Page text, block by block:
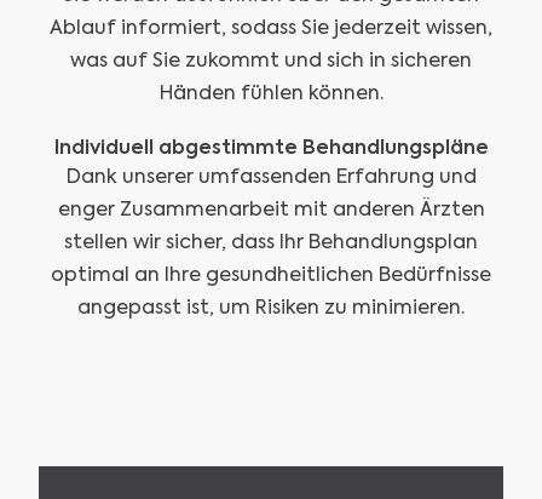
Ablauf informiert, sodass Sie jederzeit wissen,
was auf Sie zukommt und sich in sicheren
Händen fühlen können.
Individuell abgestimmte Behandlungspläne
Dank unserer umfassenden Erfahrung und
enger Zusammenarbeit mit anderen Ärzten
stellen wir sicher, dass Ihr Behandlungsplan
optimal an Ihre gesundheitlichen Bedürfnisse
angepasst ist, um Risiken zu minimieren.